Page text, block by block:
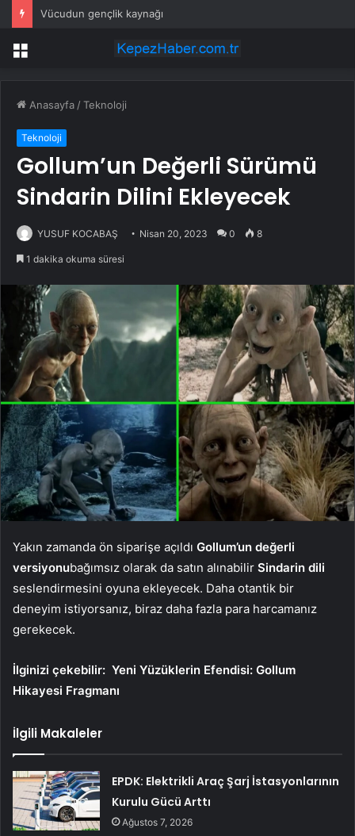
Vücudun gençlik kaynağı
Menü
Anasayfa /Teknoloji
Teknoloji
Gollum’un Değerli Sürümü
Sindarin Dilini Ekleyecek
YUSUF KOCABAŞ Nisan 20, 2023 0 8
1 dakika okuma süresi
Yakın zamanda ön siparişe açıldı Gollum’un değerli
versiyonubağımsız olarak da satın alınabilir Sindarin dili
seslendirmesini oyuna ekleyecek. Daha otantik bir
deneyim istiyorsanız, biraz daha fazla para harcamanız
gerekecek.
İlginizi çekebilir: Yeni Yüzüklerin Efendisi: Gollum
Hikayesi Fragmanı
İlgili Makaleler
EPDK: Elektrikli Araç Şarj İstasyonlarının
Kurulu Gücü Arttı
Ağustos 7, 2026